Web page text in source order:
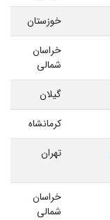
خوزستان
خراسان
شمالی
گیلان
کرمانشاه
تهران
خراسان
شمالی